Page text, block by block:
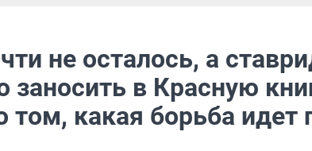
не осталось, а
заносить в Красную
какая борьба идет